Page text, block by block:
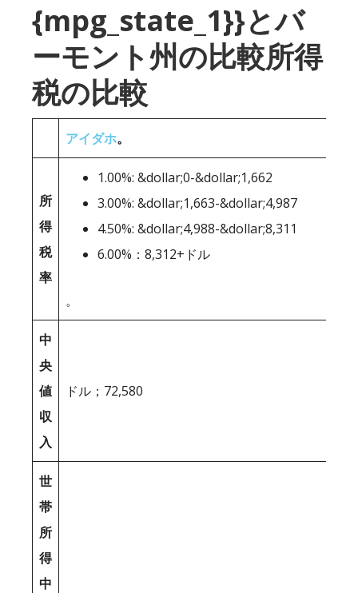
{mpg_state_1}}とバ
ーモント州の比較所得
税の比較
アイダホ。
所
得
税
率
1.00%: &dollar;0-&dollar;1,662
3.00%: &dollar;1,663-&dollar;4,987
4.50%: &dollar;4,988-&dollar;8,311
6.00%：8,312+ドル
。
中
央
値
収
入
ドル；72,580
世
帯
所
得
中